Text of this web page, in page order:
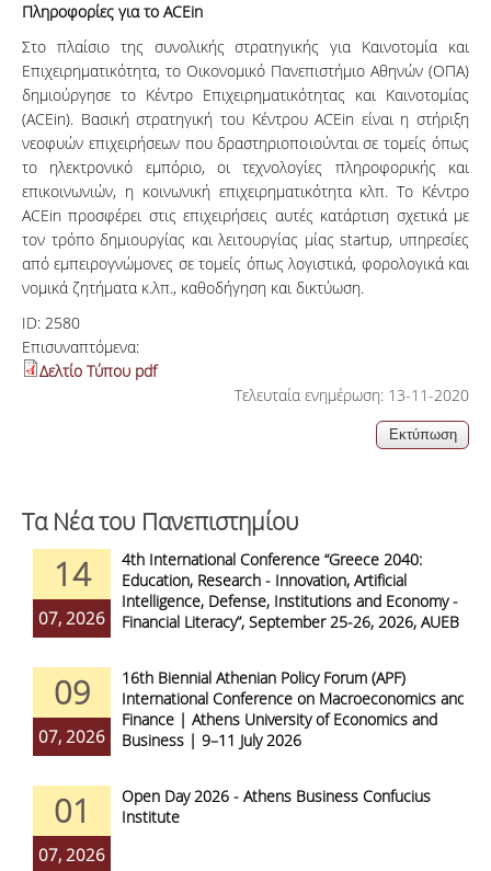
Πληροφορίες για το ACEin
Στο πλαίσιο της συνολικής στρατηγικής για Καινοτομία και
Επιχειρηματικότητα, το Οικονομικό Πανεπιστήμιο Αθηνών (ΟΠΑ)
δημιούργησε το Κέντρο Επιχειρηματικότητας και Καινοτομίας
(ACEin). Βασική στρατηγική του Κέντρου ACEin είναι η στήριξη
νεοφυών επιχειρήσεων που δραστηριοποιούνται σε τομείς όπως
το ηλεκτρονικό εμπόριο, οι τεχνολογίες πληροφορικής και
επικοινωνιών, η κοινωνική επιχειρηματικότητα κλπ. Το Κέντρο
ACEin προσφέρει στις επιχειρήσεις αυτές κατάρτιση σχετικά με
τον τρόπο δημιουργίας και λειτουργίας μίας startup, υπηρεσίες
από εμπειρογνώμονες σε τομείς όπως λογιστικά, φορολογικά και
νομικά ζητήματα κ.λπ., καθοδήγηση και δικτύωση.
ID: 2580
Επισυναπτόμενα:
Δελτίο Τύπου pdf
Τελευταία ενημέρωση: 13-11-2020
Τα Νέα του Πανεπιστημίου
14
07, 2026
4th International Conference “Greece 2040:
Education, Research - Innovation, Artificial
Intelligence, Defense, Institutions and Economy -
Financial Literacy”, September 25-26, 2026, AUEB
09
07, 2026
16th Biennial Athenian Policy Forum (APF)
International Conference on Macroeconomics and
Finance | Athens University of Economics and
Business | 9–11 July 2026
01
07, 2026
Open Day 2026 - Athens Business Confucius
Institute